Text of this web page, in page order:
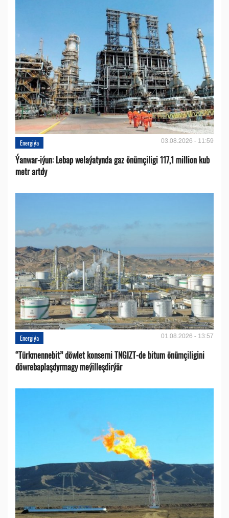
Energiýa 03.08.2026 - 11:59
Ýanwar-iýun: Lebap welaýatynda gaz önümçiligi 117,1 million kub
metr artdy
Energiýa 01.08.2026 - 13:57
“Türkmennebit” döwlet konserni TNGIZT-de bitum önümçiligini
döwrebaplaşdyrmagy meýilleşdirýär